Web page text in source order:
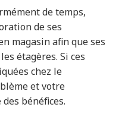
de temps,
de ses
magasin afin que ses
étagères. Si ces
chez le
et votre
bénéfices.